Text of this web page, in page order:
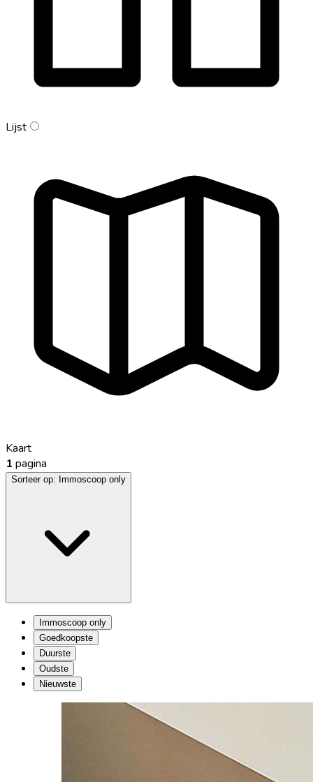
Lijst
Kaart
1 pagina
Sorteer op: Immoscoop only
Immoscoop only
Goedkoopste
Duurste
Oudste
Nieuwste